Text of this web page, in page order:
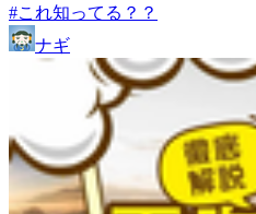
#これ知ってる？？
ナギ